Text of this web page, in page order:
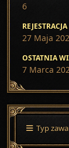
6
REJESTRACJA
27 Maja
OSTATNIA
7 Marca
Typ